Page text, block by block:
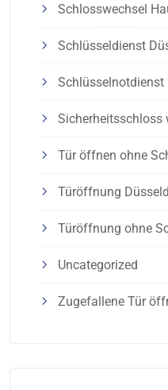
Schlosswechsel
Schlüsseldienst
Schlüsselnotdienst
Sicherheitsschloss
Tür öffnen ohne
Türöffnung
Türöffnung ohne
Uncategorized
Zugefallene Tür